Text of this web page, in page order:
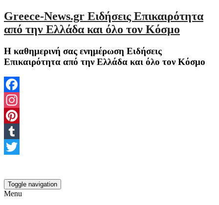
Greece-News.gr Ειδήσεις Επικαιρότητα
από την Ελλάδα και όλο τον Κόσμο
Η καθημερινή σας ενημέρωση Ειδήσεις
Επικαιρότητα από την Ελλάδα και όλο τον Κόσμο
Facebook
Instagram
Pinterest
Tumblr
Toggle navigation
Menu